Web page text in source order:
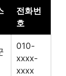
전화번
호
010-
xxxx-
xxxx